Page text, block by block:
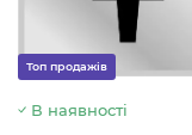
Топ продажів
В наявності